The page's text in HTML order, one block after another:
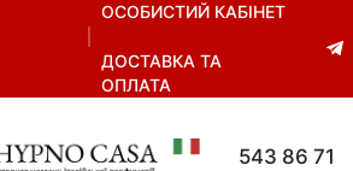
ОСОБИСТИЙ КАБІНЕТ
ДОСТАВКА ТА
ОПЛАТА
+38 067 543 86 71